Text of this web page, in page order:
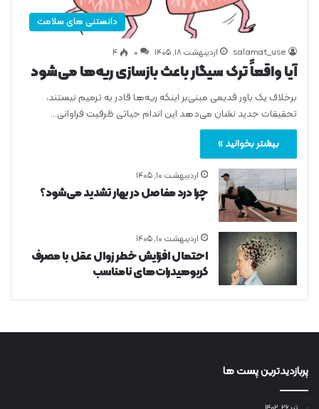
دانستنی های سلامت
salamat_use اردیبهشت ۱۸, ۱۴۰۵ 0 ۴
آیا واقعاً ترک سیگار باعث بازسازی ریه‌ها می‌شود
برخلاف یک باور قدیمی مبنی‌بر اینکه ریه‌ها قادر به ترمیم نیستند،
تحقیقات جدید نشان می‌دهد این اندام حیاتی ظرفیت فراوانی…
بیشتر بخوانید »
اردیبهشت ۱۰, ۱۴۰۵
چرا درد مفاصل در بهار تشدید می‌شود؟
اردیبهشت ۱۰, ۱۴۰۵
احتمال افزایش خطر زوال عقل با مصرف
کربوهیدرات‌های نامناسب
پربازدیدترین پست ها